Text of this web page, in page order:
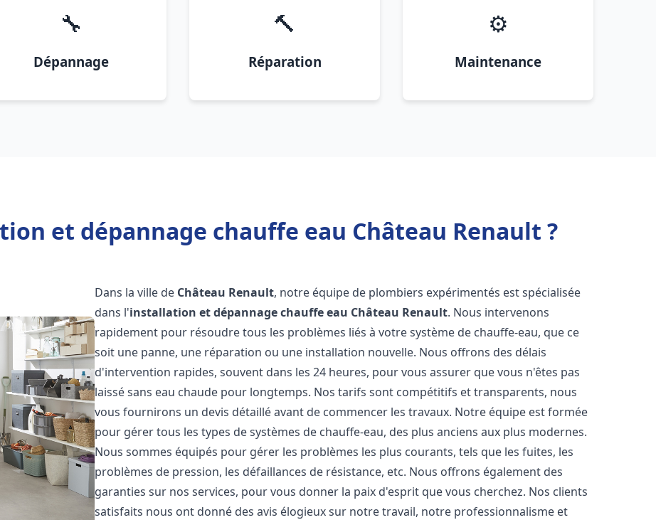
🔧
Dépannage
🔨
Réparation
⚙️
Maintenance
et dépannage chauffe eau Château Renault ?
Dans la ville de Château Renault, notre équipe de plombiers expérimentés est spécialisée
dans l'installation et dépannage chauffe eau Château Renault. Nous intervenons
rapidement pour résoudre tous les problèmes liés à votre système de chauffe-eau, que ce
soit une panne, une réparation ou une installation nouvelle. Nous offrons des délais
d'intervention rapides, souvent dans les 24 heures, pour vous assurer que vous n'êtes pas
laissé sans eau chaude pour longtemps. Nos tarifs sont compétitifs et transparents, nous
vous fournirons un devis détaillé avant de commencer les travaux. Notre équipe est formée
pour gérer tous les types de systèmes de chauffe-eau, des plus anciens aux plus modernes.
Nous sommes équipés pour gérer les problèmes les plus courants, tels que les fuites, les
problèmes de pression, les défaillances de résistance, etc. Nous offrons également des
garanties sur nos services, pour vous donner la paix d'esprit que vous cherchez. Nos clients
satisfaits nous ont donné des avis élogieux sur notre travail, notre professionnalisme et